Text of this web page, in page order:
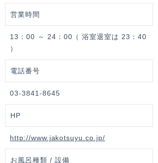
営業時間
13：00 ～ 24：00（ 浴室退室は 23：40
）
電話番号
03-3841-8645
HP
http://www.jakotsuyu.co.jp/
お風呂種類 / 設備